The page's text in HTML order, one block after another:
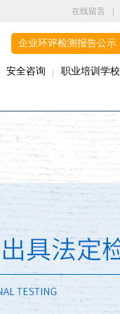
在线留言
企业环评检测报告公示
安全咨询 职业培训学校